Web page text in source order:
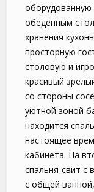
оборудованную
обеденным
хранения
просторную
столовую и
красивый
со стороны
уютной зоной
находится
настоящее
кабинета. На
спальня-свит с
с общей